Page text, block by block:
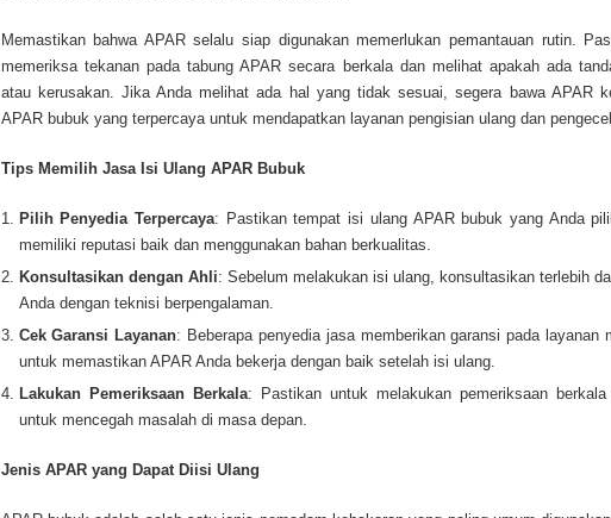
Memastikan bahwa APAR selalu siap digunakan memerlukan pemantauan rutin.
memeriksa tekanan pada tabung APAR secara berkala dan melihat apakah ada
atau kerusakan. Jika Anda melihat ada hal yang tidak sesuai, segera bawa APAR
APAR bubuk yang terpercaya untuk mendapatkan layanan pengisian ulang dan
Tips Memilih Jasa Isi Ulang APAR Bubuk
Pilih Penyedia Terpercaya: Pastikan tempat isi ulang APAR bubuk yang Anda
memiliki reputasi baik dan menggunakan bahan berkualitas.
Konsultasikan dengan Ahli: Sebelum melakukan isi ulang, konsultasikan terlebih
Anda dengan teknisi berpengalaman.
Cek Garansi Layanan: Beberapa penyedia jasa memberikan garansi pada layanan
untuk memastikan APAR Anda bekerja dengan baik setelah isi ulang.
Lakukan Pemeriksaan Berkala: Pastikan untuk melakukan pemeriksaan
untuk mencegah masalah di masa depan.
Jenis APAR yang Dapat Diisi Ulang